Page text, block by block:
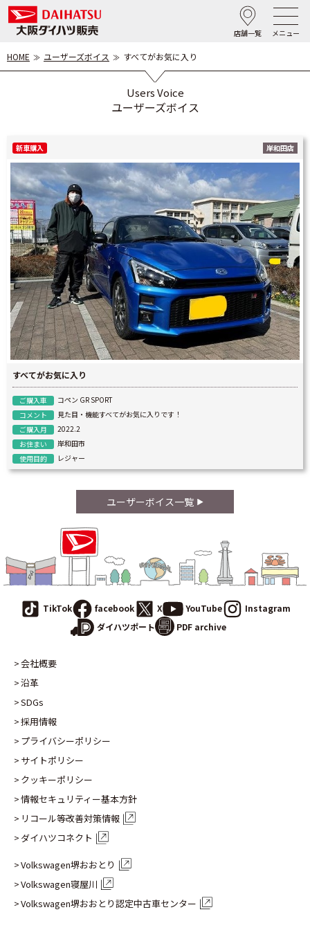
店舗一覧 メニュー
HOME ユーザーズボイス すべてがお気に入り
Users Voice
ユーザーズボイス
新車購入 岸和田店
すべてがお気に入り
ご購入車
コペン GR SPORT
コメント
見た目・機能すべてがお気に入りです！
ご購入月
2022.2
お住まい
岸和田市
使用目的
レジャー
ユーザーボイス一覧
TikTok facebook X YouTube
Instagram
ダイハツポート
PDF archive
会社概要
沿革
SDGs
採用情報
プライバシーポリシー
サイトポリシー
クッキーポリシー
情報セキュリティー基本方針
リコール等改善対策情報
ダイハツコネクト
Volkswagen堺おおとり
Volkswagen寝屋川
Volkswagen堺おおとり認定中古車センター